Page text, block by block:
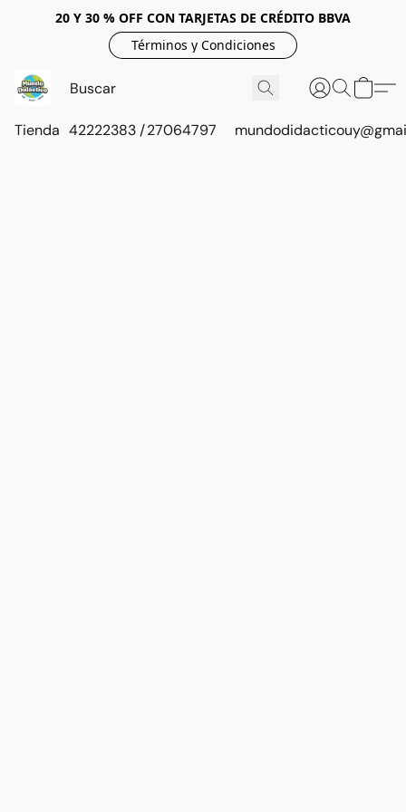
20 Y 30 % OFF CON TARJETAS DE CRÉDITO BBVA
Términos y Condiciones
Tienda 42222383 / 27064797